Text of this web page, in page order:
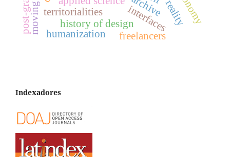
territorialities archive
interfaces
history of design
freelancers
humanization
reality
Indexadores